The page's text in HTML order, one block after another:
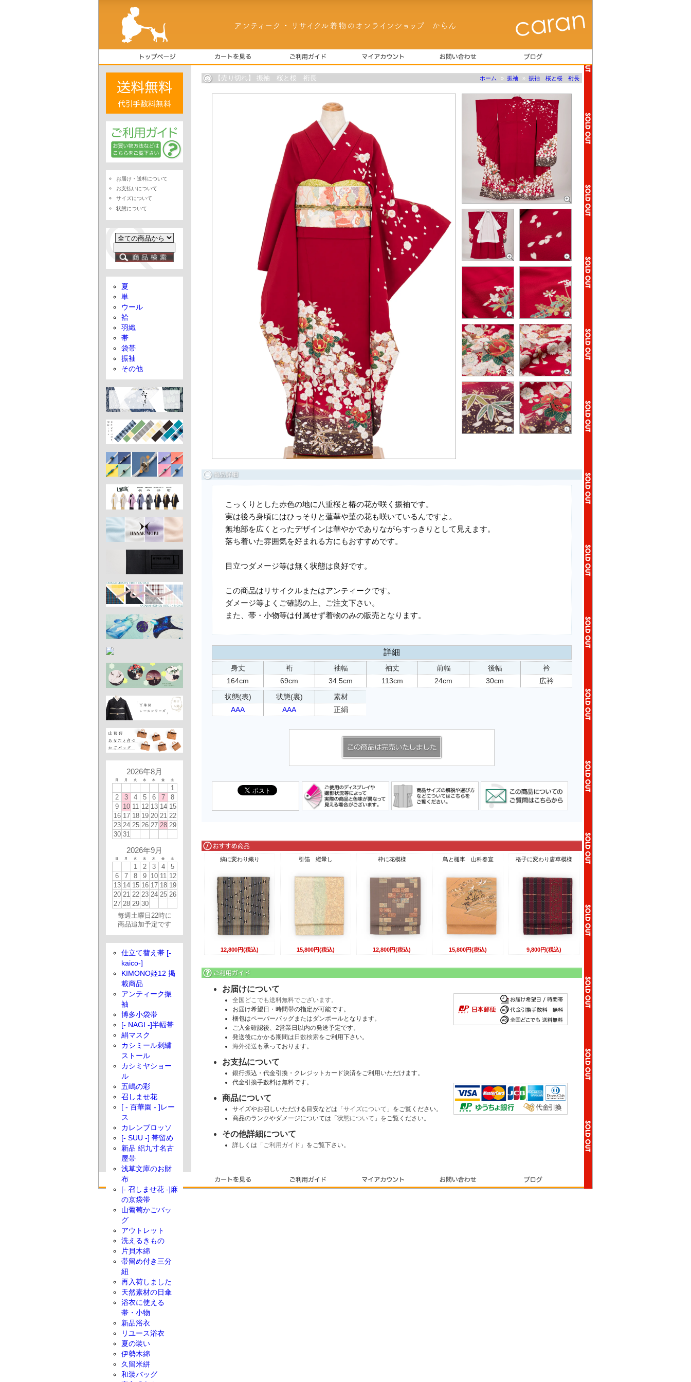
【売り切れ】 振袖 桜と桜 裄長 ホーム » 振袖 » 振袖 桜と桜 裄長
こっくりとした赤色の地に八重桜と椿の花が咲く振袖です。
実は後ろ身頃にはひっそりと蓮華や菫の花も咲いているんですよ。
無地部を広くとったデザインは華やかでありながらすっきりとして見えます。
落ち着いた雰囲気を好まれる方にもおすすめです。
目立つダメージ等は無く状態は良好です。
この商品はリサイクルまたはアンティークです。
ダメージ等よくご確認の上、ご注文下さい。
また、帯・小物等は付属せず着物のみの販売となります。
詳細
身丈
164cm
裄
69cm
袖幅
34.5cm
袖丈
113cm
前幅
24cm
後幅
30cm
衿
広衿
状態(表)
AAA
状態(裏)
AAA
素材
正絹
縞に変わり織り
12,800円(税込)
引箔 縦暈し
15,800円(税込)
枠に花模様
12,800円(税込)
鳥と槌車 山科春宣
15,800円(税込)
格子に変わり唐草模様
9,800円(税込)
お届けについて
全国どこでも送料無料でございます。
お届け希望日・時間帯の指定が可能です。
梱包はペーパーバッグまたはダンボールとなります。
ご入金確認後、2営業日以内の発送予定です。
発送後にかかる期間は 日数検索をご利用下さい。
海外発送 も承っております。
お支払について
銀行振込・代金引換・クレジットカード決済をご利用いただけます。
代金引換手数料は無料です。
商品について
サイズやお召しいただける目安などは「 サイズについて 」をご覧ください。
商品のランクやダメージについては「 状態について 」をご覧ください。
その他詳細について
詳しくは 「ご利用ガイド」 をご覧下さい。
お届け・送料について
お支払いについて
サイズについて
状態について
夏
単
ウール
袷
羽織
帯
袋帯
振袖
その他
2026年8月
日 月 火 水 木 金 土
1
2
3 4 5 6 7
8
9 10 11 12 13 14 15
16 17 18 19 20 21 22
23 24 25 26 27 28 29
30 31
2026年9月
日 月 火 水 木 金 土
1 2 3 4
5
6
7 8 9 10 11 12
13 14 15 16 17 18 19
20 21 22 23 24 25 26
27 28 29 30
毎週土曜日22時に
商品追加予定です
仕立て替え帯 [-
kaico-]
KIMONO姫12 掲
載商品
アンティーク振
袖
博多小袋帯
[- NAGI -]半幅帯
絹マスク
カシミール刺繍
ストール
カシミヤショー
ル
五嶋の彩
召しませ花
[ - 百華園 - ]レー
ス
カレンブロッソ
[- SUU -] 帯留め
新品 絽九寸名古
屋帯
浅草文庫のお財
布
[- 召しませ花 -]麻
の京袋帯
山葡萄かごバッ
グ
アウトレット
洗えるきもの
片貝木綿
帯留め付き三分
紐
再入荷しました
天然素材の日傘
浴衣に使える
帯・小物
新品浴衣
リユース浴衣
夏の装い
伊勢木綿
久留米絣
和装バッグ